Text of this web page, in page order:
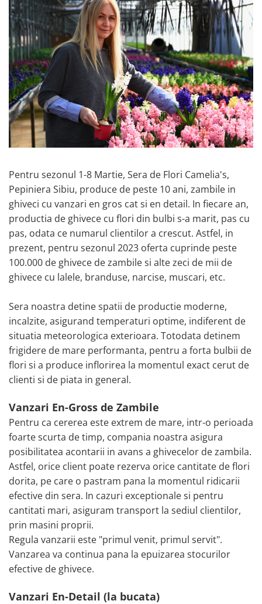
Bulbi de Echinacea
Bulbi de Frezie
Bulbi de Fritillaria
Bulbi de Gaillardia (Kokarda)
Bulbi de Gladiole
Bulbi de Irisi - Stanjenel
Bulbi de Lalele
Bulbi de Leucanthemum
Bulbi de Muscari
Bulbi de Ranunculus
Bulbi de Tigridia
Bulbi de Zambile
Bulbi de Zantedeschia
Bulbi Sparaxis
Mixuri de Bulbi
Seminte de Flori
Seminte de Ierburi
Păr - Pyrus communis
Smochini - Ficus carica
Viță de Vie - Vitis
Zmeur - Rubus
Pentru sezonul 1-8 Martie, Sera de Flori Camelia's,
Pepiniera Sibiu, produce de peste 10 ani, zambile in
ghiveci cu vanzari en gros cat si en detail. In fiecare an,
productia de ghivece cu flori din bulbi s-a marit, pas cu
pas, odata ce numarul clientilor a crescut. Astfel, in
prezent, pentru sezonul 2023 oferta cuprinde peste
100.000 de ghivece de zambile si alte zeci de mii de
ghivece cu lalele, branduse, narcise, muscari, etc.
Sera noastra detine spatii de productie moderne,
incalzite, asigurand temperaturi optime, indiferent de
situatia meteorologica exterioara. Totodata detinem
frigidere de mare performanta, pentru a forta bulbii de
flori si a produce inflorirea la momentul exact cerut de
clienti si de piata in general.
Vanzari En-Gross de Zambile
Pentru ca cererea este extrem de mare, intr-o perioada
foarte scurta de timp, compania noastra asigura
posibilitatea acontarii in avans a ghivecelor de zambila.
Astfel, orice client poate rezerva orice cantitate de flori
dorita, pe care o pastram pana la momentul ridicarii
efective din sera. In cazuri exceptionale si pentru
cantitati mari, asiguram transport la sediul clientilor,
prin masini proprii.
Regula vanzarii este "primul venit, primul servit".
Vanzarea va continua pana la epuizarea stocurilor
efective de ghivece.
Vanzari En-Detail (la bucata)